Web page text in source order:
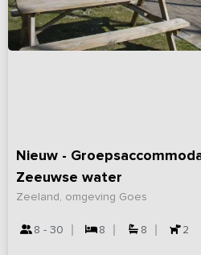
Nieuw -
Zeeuwse water
Zeeland, omgeving Goes
8 - 30 8 8 2